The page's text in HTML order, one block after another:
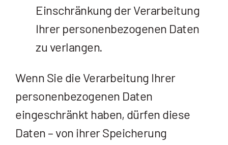
Einschränkung der Verarbeitung
Ihrer personenbezogenen Daten
zu verlangen.
Wenn Sie die Verarbeitung Ihrer
personenbezogenen Daten
eingeschränkt haben, dürfen diese
Daten – von ihrer Speicherung